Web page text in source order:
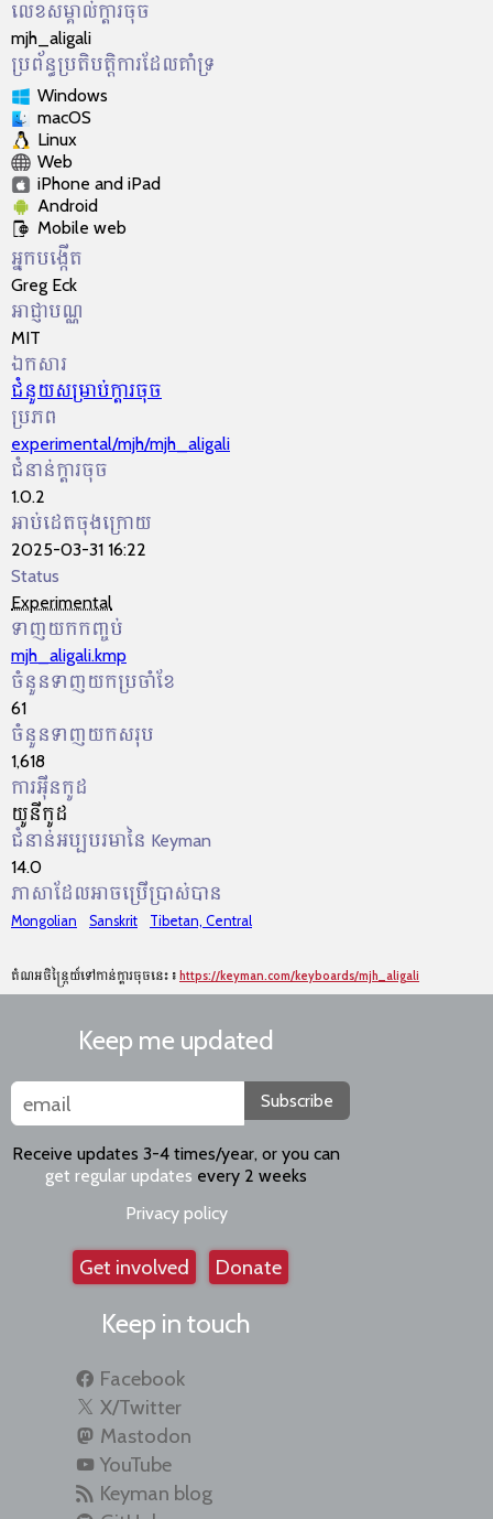
លេខសម្គាល់​ក្ដារចុច
mjh_aligali
ប្រព័ន្ធប្រតិបត្តិការដែលគាំទ្រ
Windows
macOS
Linux
Web
iPhone and iPad
Android
Mobile web
អ្នកបង្កើត
Greg Eck
អាជ្ញា​បណ្ណ​
MIT
ឯកសារ
ជំនួយ​សម្រាប់​ក្ដារចុច
ប្រភព
experimental/mjh/mjh_aligali
ជំនាន់ក្ដារចុច
1.0.2
អាប់ដេតចុងក្រោយ
2025-03-31 16:22
Status
Experimental
ទាញយកកញ្ចប់
mjh_aligali.kmp
ចំនួនទាញយកប្រចាំខែ
61
ចំនួនទាញយកសរុប
1,618
ការអ៊ីនកូដ
យូនីកូដ
ជំនាន់អប្បបរមានៃ Keyman
14.0
ភាសាដែលអាចប្រើប្រាស់បាន
Mongolian Sanskrit Tibetan, Central
តំណអចិន្ត្រៃយ៍ទៅកាន់ក្ដារចុចនេះ៖ https://keyman.com/keyboards/mjh_aligali
Keep me updated
Subscribe
Receive updates 3-4 times/year, or you can
get regular updates every 2 weeks
Privacy policy
Get involved Donate
Keep in touch
Facebook
X/Twitter
Mastodon
YouTube
Keyman blog